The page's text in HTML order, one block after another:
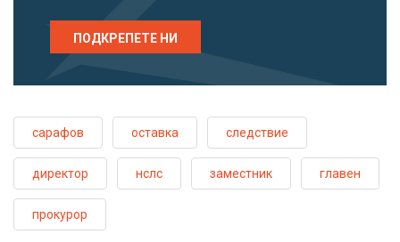
ПОДКРЕПЕТЕ НИ
сарафов оставка следствие
директор нслс заместник главен
прокурор